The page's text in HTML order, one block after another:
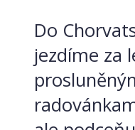
Do
jezdíme za